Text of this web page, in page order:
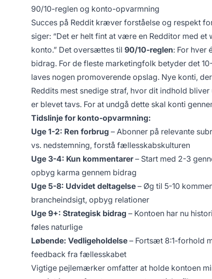
90/10-reglen og konto-opvarmning
Succes på Reddit kræver forståelse og respekt
siger: “Det er helt fint at være en Redditor med
konto.” Det oversættes til 90/10-reglen: For hver
bidrag. For de fleste marketingfolk betyder det
laves nogen promoverende opslag. Nye konti,
Reddits mest snedige straf, hvor dit indhold
er blevet tavs. For at undgå dette skal konti
Tidslinje for konto-opvarmning:
Uge 1-2: Ren forbrug – Abonner på relevante
vs. nedstemning, forstå fællesskabskulturen
Uge 3-4: Kun kommentarer– Start med 2-3
opbyg karma gennem bidrag
Uge 5-8: Udvidet deltagelse – Øg til 5-10
brancheindsigt, opbyg relationer
Uge 9+: Strategisk bidrag – Kontoen har nu
føles naturlige
Løbende: Vedligeholdelse – Fortsæt 8:1-forhold
feedback fra fællesskabet
Vigtige pejlemærker omfatter at holde kontoen